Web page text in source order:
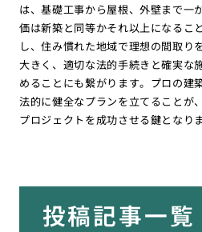
は、基礎工事から屋根、外壁まで一
価は新築と同等かそれ以上になるこ
し、住み慣れた地域で理想の間取り
大きく、適切な法的手続きと確実な
めることにも繋がります。プロの建
法的に健全なプランを立てることが
プロジェクトを成功させる鍵となり
投稿記事一覧